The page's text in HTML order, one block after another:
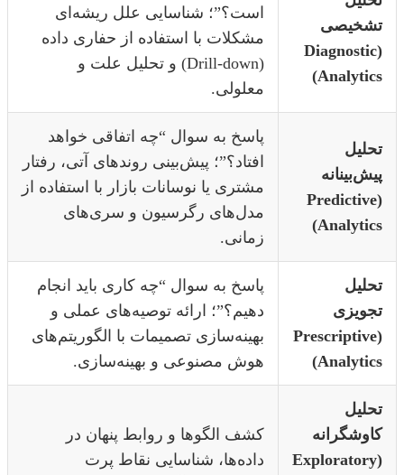
است؟”؛ شناسایی علل ریشه‌ای
مشکلات با استفاده از حفاری داده
(Drill-down) و تحلیل علت و
معلولی.
پاسخ به سوال “چه اتفاقی خواهد
افتاد؟”؛ پیش‌بینی روندهای آتی، رفتار
مشتری یا نوسانات بازار با استفاده از
مدل‌های رگرسیون و سری‌های
زمانی.
پاسخ به سوال “چه کاری باید انجام
دهیم؟”؛ ارائه توصیه‌های عملی و
بهینه‌سازی تصمیمات با الگوریتم‌های
هوش مصنوعی و بهینه‌سازی.
کشف الگوها و روابط پنهان در
داده‌ها، شناسایی نقاط پرت